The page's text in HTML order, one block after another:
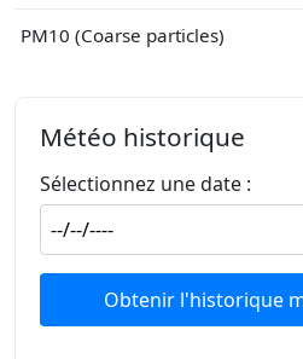
PM10 (Coarse particles)
Météo historique
Sélectionnez une date :
Obtenir l'historique